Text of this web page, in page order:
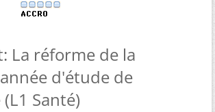
La réforme de la
d'étude de
Santé)